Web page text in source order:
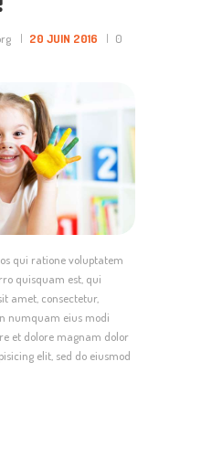
20 JUIN 2016
0
qui ratione voluptatem
quisquam est, qui
amet, consectetur,
numquam eius modi
et dolore magnam dolor
elit, sed do eiusmod